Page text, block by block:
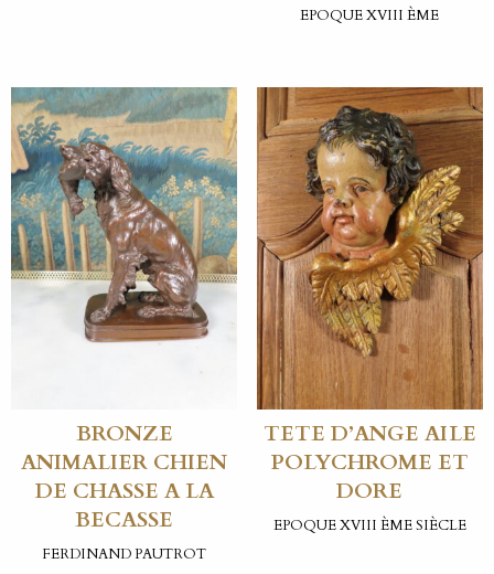
EPOQUE XVIII ÈME
BRONZE
ANIMALIER CHIEN
DE CHASSE A LA
BECASSE
FERDINAND PAUTROT
TETE D’ANGE AILE
POLYCHROME ET
DORE
EPOQUE XVIII ÈME SIÈCLE